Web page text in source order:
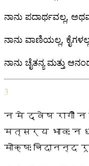
ನಾನು ಪದಾರ್ಥವಲ್ಲ,
ನಾನು ವಾಣಿಯಲ್ಲ,
ನಾನು ಚೈತನ್ಯ ಮತ್ತು
3
न मे द्वेष रागौ न
मत्सर्य भावः न
मोक्षः चिदानन्द